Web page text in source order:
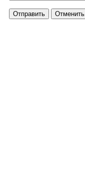
Отправить Отменить